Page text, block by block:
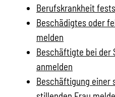
Berufskrankheit
Beschädigtes oder
melden
Beschäftigte bei der
anmelden
Beschäftigung einer